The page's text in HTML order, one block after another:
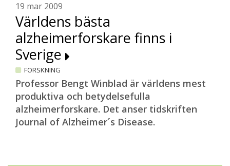
19 mar 2009
Världens bästa
alzheimerforskare finns i
Sverige
FORSKNING
Professor Bengt Winblad är världens mest
produktiva och betydelsefulla
alzheimerforskare. Det anser tidskriften
Journal of Alzheimer´s Disease.